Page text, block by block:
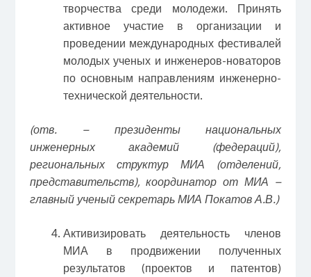
творчества среди молодежи. Принять
активное участие в организации и
проведении международных фестивалей
молодых ученых и инженеров-новаторов
по основным направлениям инженерно-
технической деятельности.
(отв. – президенты национальных
инженерных академий (федераций),
региональных структур МИА (отделений,
представительств), координатор от МИА –
главный ученый секретарь МИА Покатов А.В.)
Активизировать деятельность членов
МИА в продвижении полученных
результатов (проектов и патентов)